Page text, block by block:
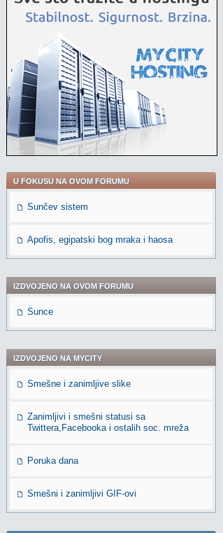
U FOKUSU NA OVOM FORUMU
Sunčev sistem
Apofis, egipatski bog mraka i haosa
IZDVOJENO NA OVOM FORUMU
Sunce
IZDVOJENO NA MYCITY
Smešne i zanimljive slike
Zanimljivi i smešni statusi sa
Twittera,Facebooka i ostalih soc. mreža
Poruka dana
Smešni i zanimljivi GIF-ovi